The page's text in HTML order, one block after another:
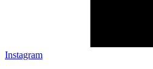
Instagram